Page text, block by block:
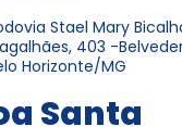
Stael Mary
403 -
Horizonte/MG
Santa